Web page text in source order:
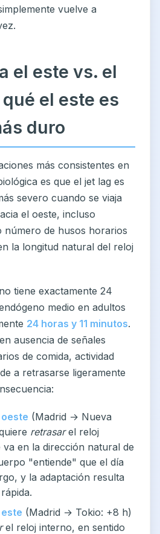
vuelve a
el este vs. el
el este es
duro
más consistentes en
es que el jet lag es
severo cuando se viaja
el oeste, incluso
número de husos horarios
la longitud natural del reloj
tiene exactamente 24
medio en adultos
24 horas y 11 minutos.
ausencia de señales
de comida, actividad
a retrasarse ligeramente
(Madrid → Nueva
retrasarel reloj
en la dirección natural de
"entiende" que el día
y la adaptación resulta
(Madrid → Tokio: +8 h)
el reloj interno, en sentido